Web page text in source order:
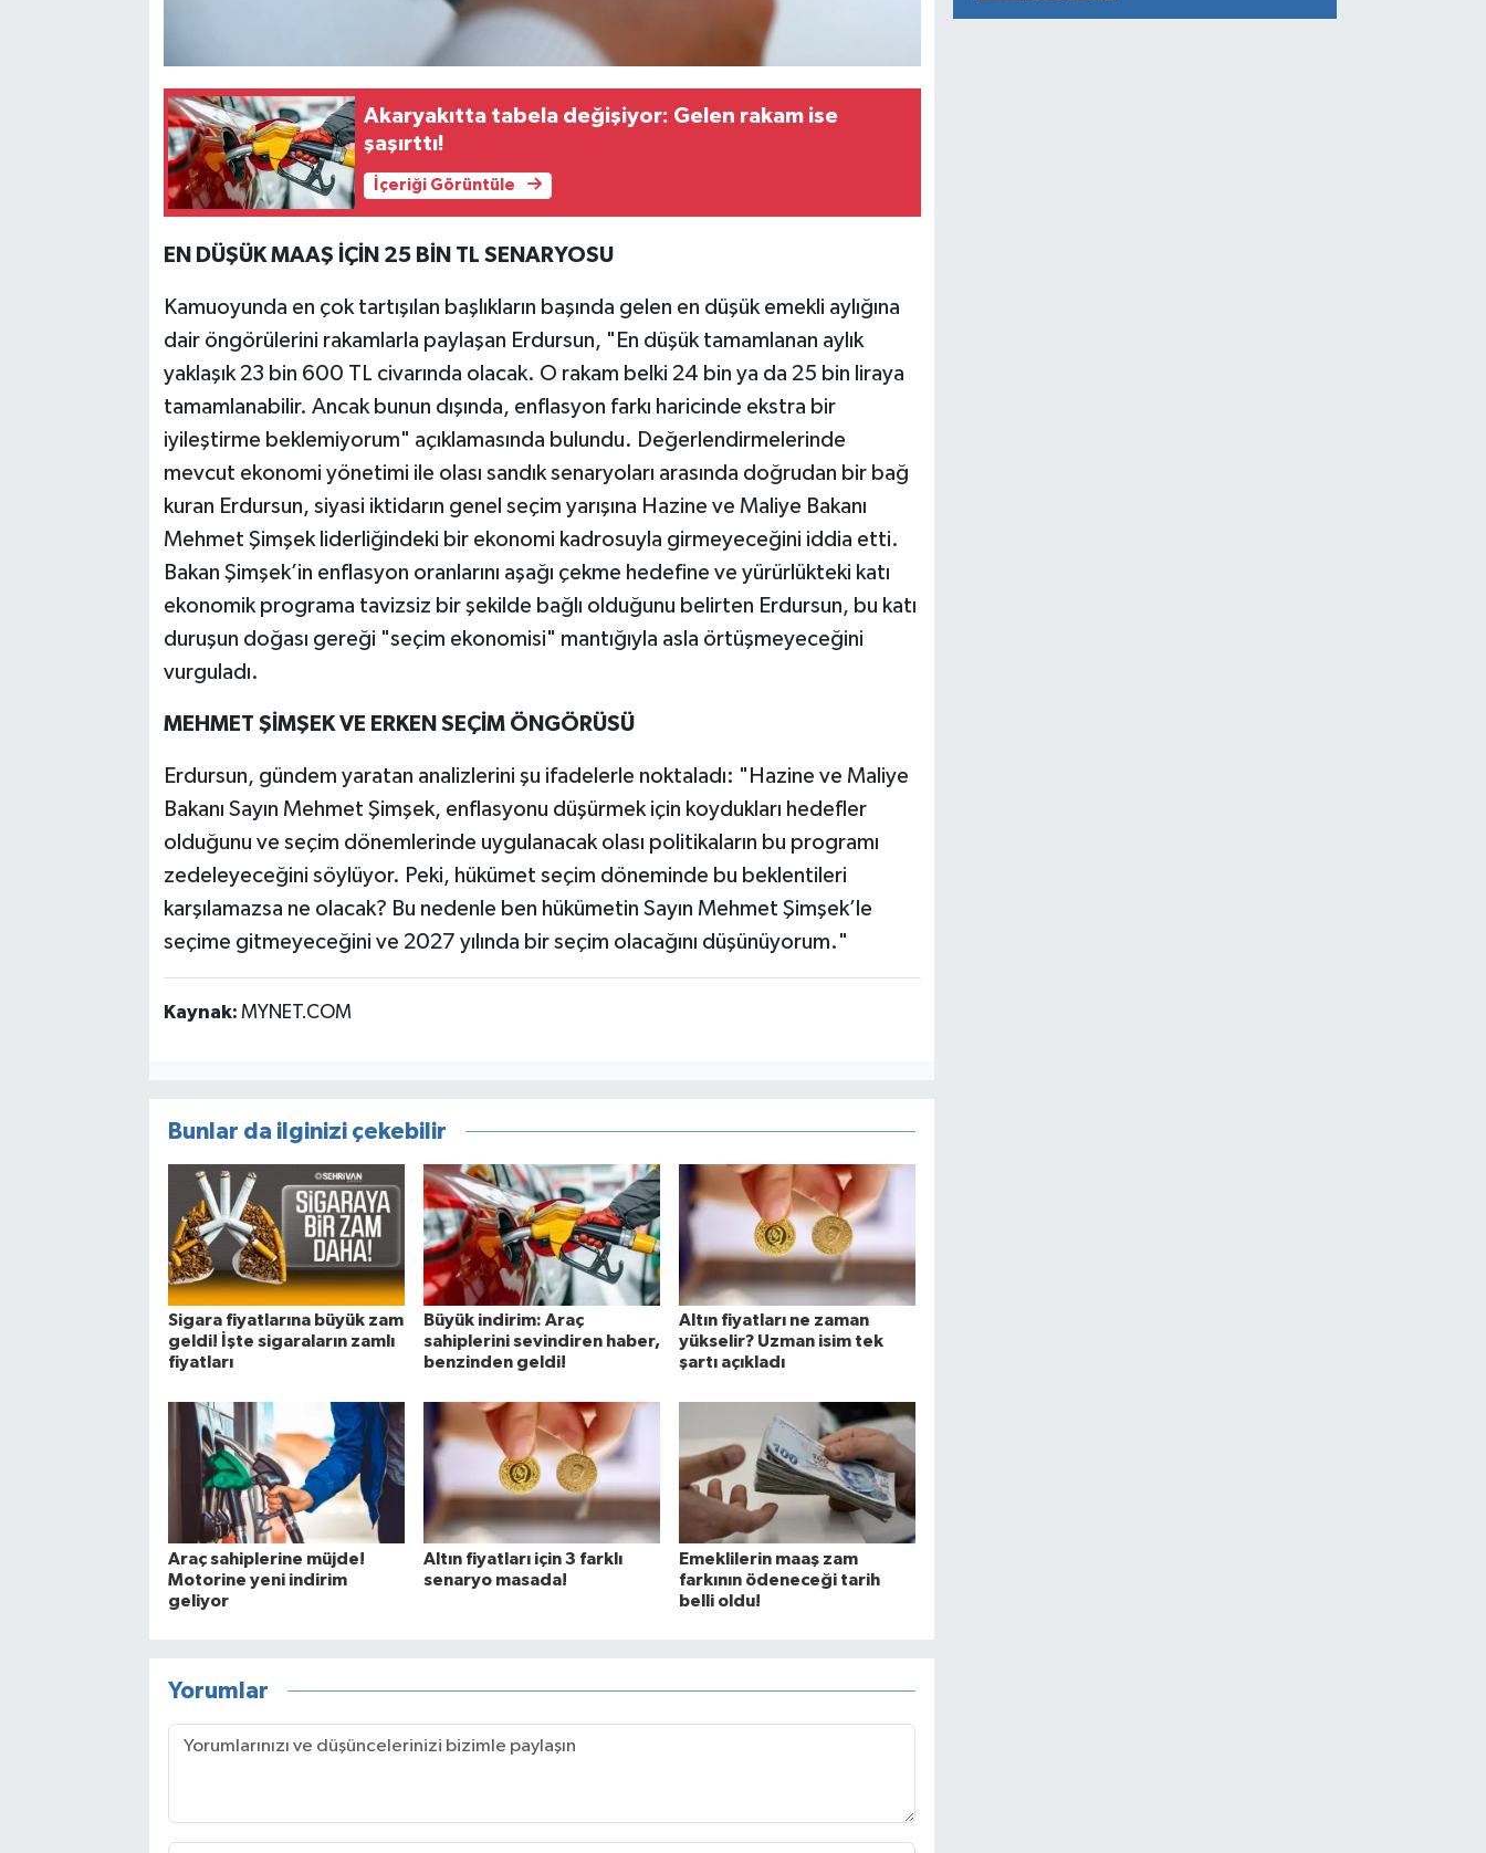
Akaryakıtta tabela değişiyor: Gelen rakam ise
şaşırttı!
İçeriği Görüntüle
EN DÜŞÜK MAAŞ İÇİN 25 BİN TL SENARYOSU
Kamuoyunda en çok tartışılan başlıkların başında gelen en düşük emekli aylığına
dair öngörülerini rakamlarla paylaşan Erdursun, "En düşük tamamlanan aylık
yaklaşık 23 bin 600 TL civarında olacak. O rakam belki 24 bin ya da 25 bin liraya
tamamlanabilir. Ancak bunun dışında, enflasyon farkı haricinde ekstra bir
iyileştirme beklemiyorum" açıklamasında bulundu. Değerlendirmelerinde
mevcut ekonomi yönetimi ile olası sandık senaryoları arasında doğrudan bir bağ
kuran Erdursun, siyasi iktidarın genel seçim yarışına Hazine ve Maliye Bakanı
Mehmet Şimşek liderliğindeki bir ekonomi kadrosuyla girmeyeceğini iddia etti.
Bakan Şimşek’in enflasyon oranlarını aşağı çekme hedefine ve yürürlükteki katı
ekonomik programa tavizsiz bir şekilde bağlı olduğunu belirten Erdursun, bu katı
duruşun doğası gereği "seçim ekonomisi" mantığıyla asla örtüşmeyeceğini
vurguladı.
MEHMET ŞİMŞEK VE ERKEN SEÇİM ÖNGÖRÜSÜ
Erdursun, gündem yaratan analizlerini şu ifadelerle noktaladı: "Hazine ve Maliye
Bakanı Sayın Mehmet Şimşek, enflasyonu düşürmek için koydukları hedefler
olduğunu ve seçim dönemlerinde uygulanacak olası politikaların bu programı
zedeleyeceğini söylüyor. Peki, hükümet seçim döneminde bu beklentileri
karşılamazsa ne olacak? Bu nedenle ben hükümetin Sayın Mehmet Şimşek’le
seçime gitmeyeceğini ve 2027 yılında bir seçim olacağını düşünüyorum."
Kaynak: MYNET.COM
Bunlar da ilginizi çekebilir
Sigara fiyatlarına büyük zam
geldi! İşte sigaraların zamlı
fiyatları
Büyük indirim: Araç
sahiplerini sevindiren haber,
benzinden geldi!
Altın fiyatları ne zaman
yükselir? Uzman isim tek
şartı açıkladı
Araç sahiplerine müjde!
Motorine yeni indirim
geliyor
Altın fiyatları için 3 farklı
senaryo masada!
Emeklilerin maaş zam
farkının ödeneceği tarih
belli oldu!
Yorumlar